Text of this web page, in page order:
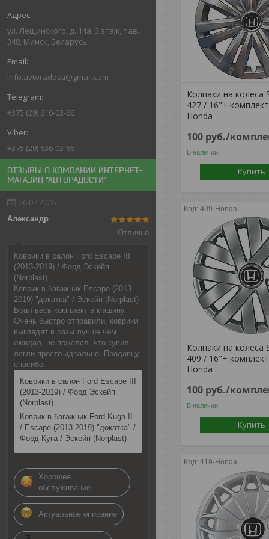
ул. Лещинского, д. 14а, 3 этаж, пав.
348, Минск, Беларусь
info.avtoradosti@gmail.com
+375 (29) 616-03-66
+375 (29) 636-03-66
ОТЗЫВЫ О КОМПАНИИ ИНТЕРНЕТ-
МАГАЗИН "АВТОРАДОСТИ"
26.07.2026
Александр
Отлично
Коврики в салон Ford Escape III
(2013-2019) / Форд Эскейп
(Norplast).
Коврик в багажник Escape (2013-
2019) "докатка" / Эскейп (Norplast)
Брал весь комплект в машину.
Очень быстро отправили, коврики
выглядят в разы лучше чем
ожидал, не пожалел, что купил,
легли просто идеально. Продавцу
спасибо.
Коврики в салон Ford Escape III
(2013-2019) / Форд Эскейп
(Norplast)
Коврик в багажник Ford Kuga II
/ Escape (2013-2019) "докатка" /
Форд Куга / Эскейп (Norplast)
Хорошее
обслуживание
Актуальное описание
Колпаки на колеса
427 / 16"+
Honda
100 руб./
В наличии
Купить
409-Honda
Колпаки на колеса
409 / 16"+
Honda
100 руб./
В наличии
Купить
419-Honda